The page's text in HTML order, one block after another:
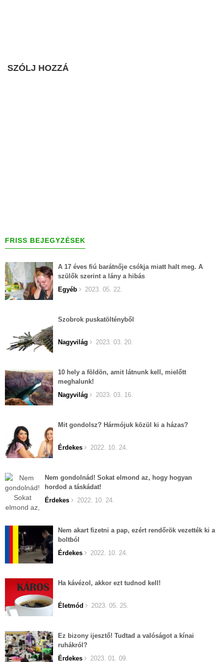
SZÓLJ HOZZÁ
FRISS BEJEGYZÉSEK
A 17 éves fiú barátnője csókja miatt halt meg. A
szülők szerint a lány a hibás
Egyéb
2023. 05. 22.
Szobrok puskatöltényből
Nagyvilág 2023. 03. 20.
10 hely a földön, amit látnunk kell, mielőtt
meghalunk!
Nagyvilág
2023. 03. 16.
Mit gondolsz? Hármójuk közül ki a házas?
Érdekes 2022. 10. 24.
Nem gondolnád! Sokat elmond az, hogy hogyan
hordod a táskádat!
Érdekes
2022. 10. 24.
Nem akart fizetni a pap, ezért rendőrök vezették ki a
boltból
Érdekes
2022. 10. 24.
Ha kávézol, akkor ezt tudnod kell!
Életmód 2023. 05. 25.
Ez bizony ijesztő! Tudtad a valóságot a kínai
ruhákról?
Érdekes
2023. 01. 09.